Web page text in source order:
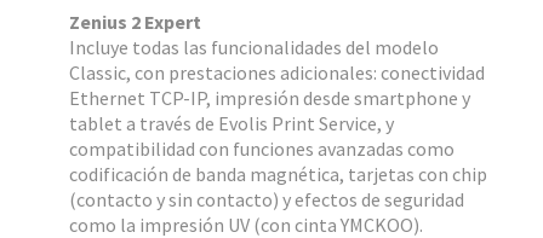
Zenius 2 Expert
Incluye todas las funcionalidades del modelo
Classic, con prestaciones adicionales: conectividad
Ethernet TCP-IP, impresión desde smartphone y
tablet a través de Evolis Print Service, y
compatibilidad con funciones avanzadas como
codificación de banda magnética, tarjetas con chip
(contacto y sin contacto) y efectos de seguridad
como la impresión UV (con cinta YMCKOO).